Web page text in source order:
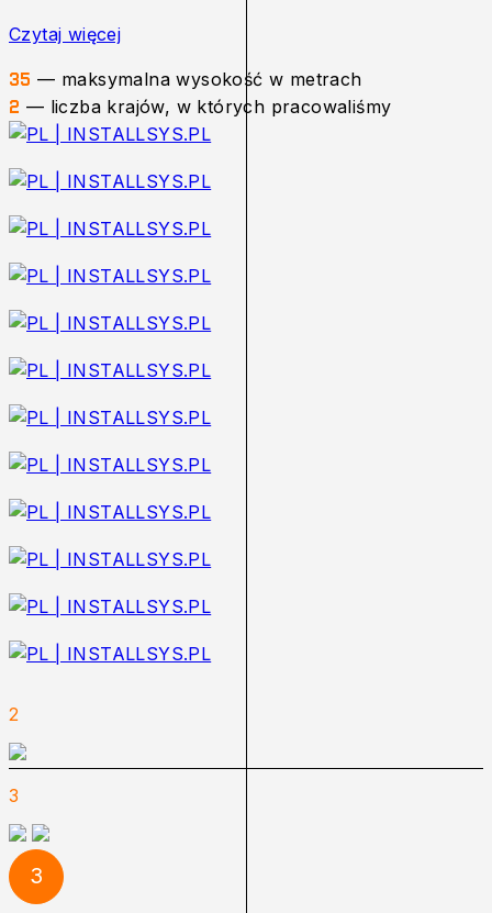
Czytaj więcej
35 — maksymalna wysokość w metrach
2 — liczba krajów, w których pracowaliśmy
2
3
3